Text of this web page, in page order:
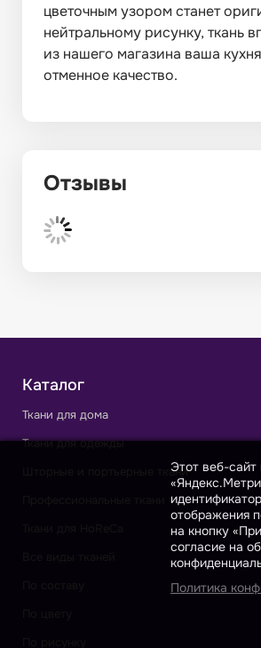
цветочным узором станет
нейтральному рисунку, ткань
из нашего магазина ваша
отменное качество.
Отзывы
Каталог
Ткани для дома
Ткани для одежды
Шторные и портьерные тканиЭтот веб-сайт
отображения
на кнопку
согласие на
Политика